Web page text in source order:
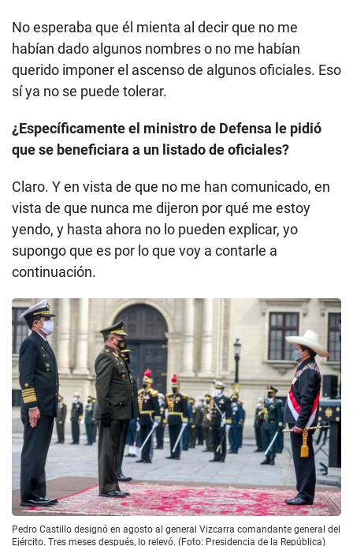
No esperaba que él mienta al decir que no me
habían dado algunos nombres o no me habían
querido imponer el ascenso de algunos oficiales. Eso
sí ya no se puede tolerar.
¿Específicamente el ministro de Defensa le pidió
que se beneficiara a un listado de oficiales?
Claro. Y en vista de que no me han comunicado, en
vista de que nunca me dijeron por qué me estoy
yendo, y hasta ahora no lo pueden explicar, yo
supongo que es por lo que voy a contarle a
continuación.
Pedro Castillo designó en agosto al general Vizcarra comandante general del
Ejército. Tres meses después, lo relevó. (Foto: Presidencia de la República)